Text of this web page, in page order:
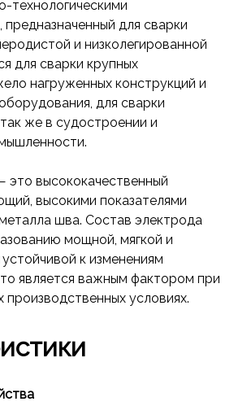
технологическими
предназначенный для сварки
и низколегированной
для сварки крупных
нагруженных конструкций и
для сварки
же в судостроении и
это высококачественный
высокими показателями
шва. Состав электрода
мощной, мягкой и
к изменениям
является важным фактором при
производственных условиях.